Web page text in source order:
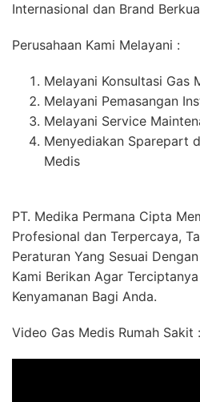
Internasional dan Brand
Perusahaan Kami Melayani :
Melayani Konsultasi Gas
Melayani Pemasangan
Melayani Service
Menyediakan Sparepart
Medis
PT. Medika Permana Cipta
Profesional dan Terpercaya,
Peraturan Yang Sesuai
Kami Berikan Agar
Kenyamanan Bagi Anda.
Video Gas Medis Rumah Sakit :